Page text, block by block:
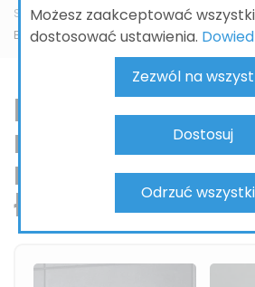
Możesz zaakceptować
dostosować ustawienia.
Zezwól na
Dostosuj
Odrzuć
Strona główna ŁAZIENKI
BATERIE
Baterie prysznicowe
Baterie
nowoczesne
rozwiązania do
łazienki